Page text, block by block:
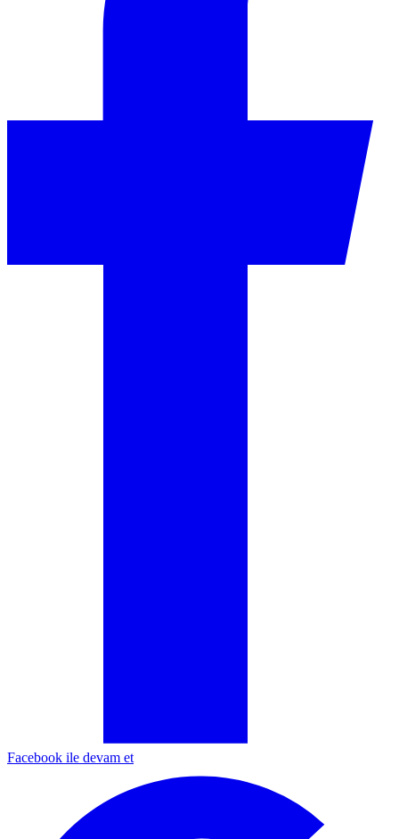
Facebook ile devam et